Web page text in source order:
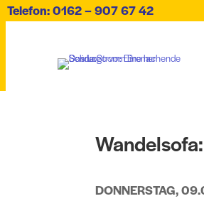
Telefon: 0162 – 907 67 42
DONNERSTAG,